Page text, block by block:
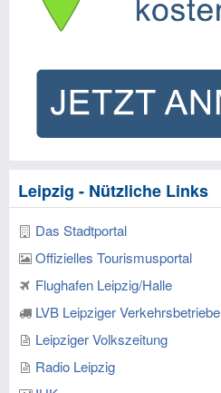
Leipzig - Nützliche Links
Das Stadtportal
Offizielles Tourismusportal
Flughafen Leipzig/Halle
LVB Leipziger Verkehrsbetriebe
Leipziger Volkszeitung
Radio Leipzig